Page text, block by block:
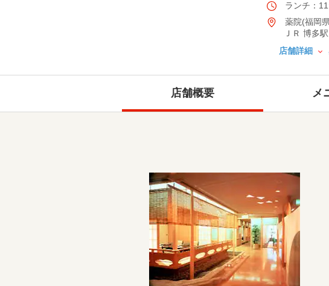
ランチ：
薬院(福岡
ＪＲ 博多
店舗詳細
店舗概要 メ